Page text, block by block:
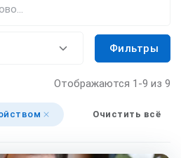
Фильтры
Отображаются 1-9 из 9
Очистить всё